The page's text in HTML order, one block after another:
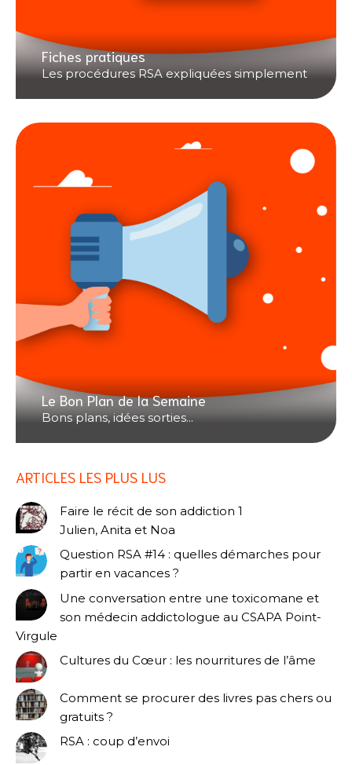
Fiches pratiques
Les procédures RSA expliquées simplement
Le Bon Plan de la Semaine
Bons plans, idées sorties...
ARTICLES LES PLUS LUS
Faire le récit de son addiction 1
Julien, Anita et Noa
Question RSA #14 : quelles démarches pour
partir en vacances ?
Une conversation entre une toxicomane et
son médecin addictologue au CSAPA Point-
Virgule
Cultures du Cœur : les nourritures de l’âme
Comment se procurer des livres pas chers ou
gratuits ?
RSA : coup d’envoi